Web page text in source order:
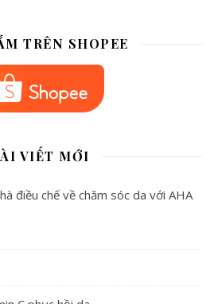
TRÊN SHOPEE
VIẾT MỚI
điều chế về chăm sóc da với AHA